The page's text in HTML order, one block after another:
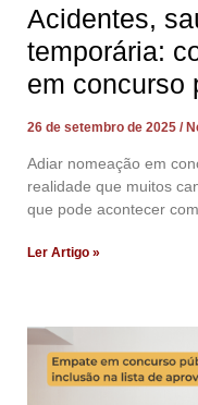
Acidentes,
temporária:
em concurso
26 de setembro de 2025
Adiar nomeação em
realidade que muitos
que pode acontecer
Ler Artigo »